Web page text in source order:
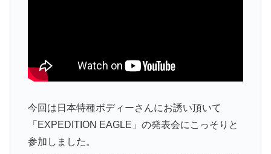
今回は日本特種ボディーさんにお誘い頂いて
「EXPEDITION EAGLE」の発表会にこっそりと
参加しました。